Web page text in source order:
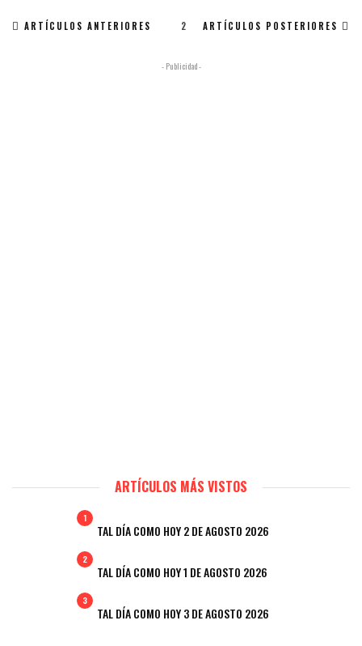
2
ARTÍCULOS ANTERIORES ARTÍCULOS POSTERIORES
- Publicidad -
ARTÍCULOS MÁS VISTOS
1
TAL DÍA COMO HOY 2 DE AGOSTO 2026
2
TAL DÍA COMO HOY 1 DE AGOSTO 2026
3
TAL DÍA COMO HOY 3 DE AGOSTO 2026